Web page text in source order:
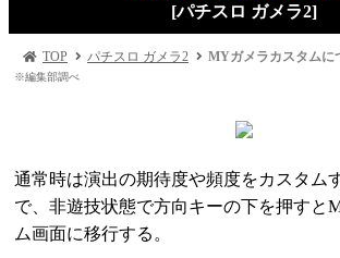
[パチスロ ガメラ2]
TOP パチスロ ガメラ2 MYガメラカスタムに
※編集部調べ
通常時は演出の期待度や頻度をカスタム
で、非遊技状態で方向キーの下を押すと
ム画面に移行する。